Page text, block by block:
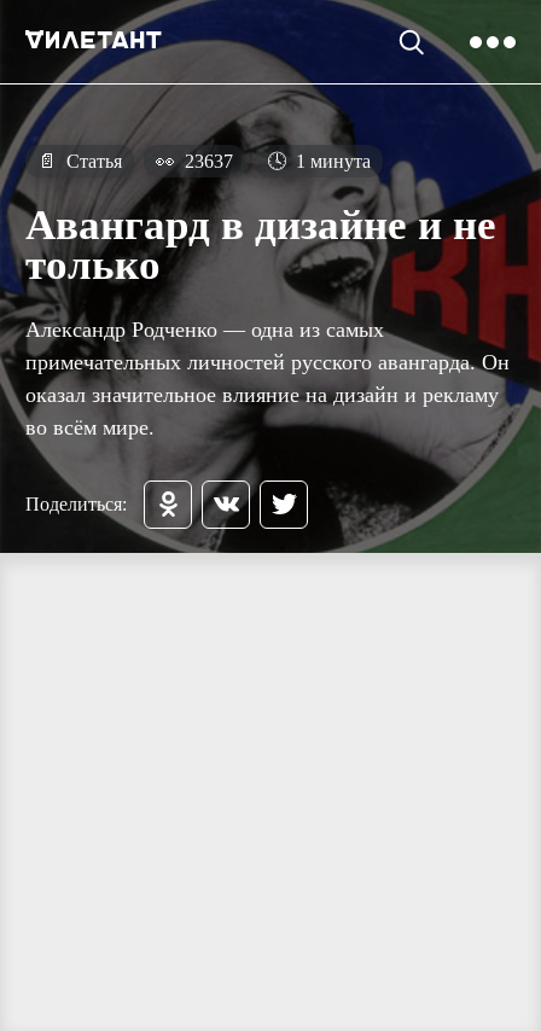
📄 Статья 👀 23637 🕓 1 минута
Авангард в дизайне и не
только
Александр Родченко — одна из самых
примечательных личностей русского авангарда. Он
оказал значительное влияние на дизайн и рекламу
во всём мире.
Поделиться: